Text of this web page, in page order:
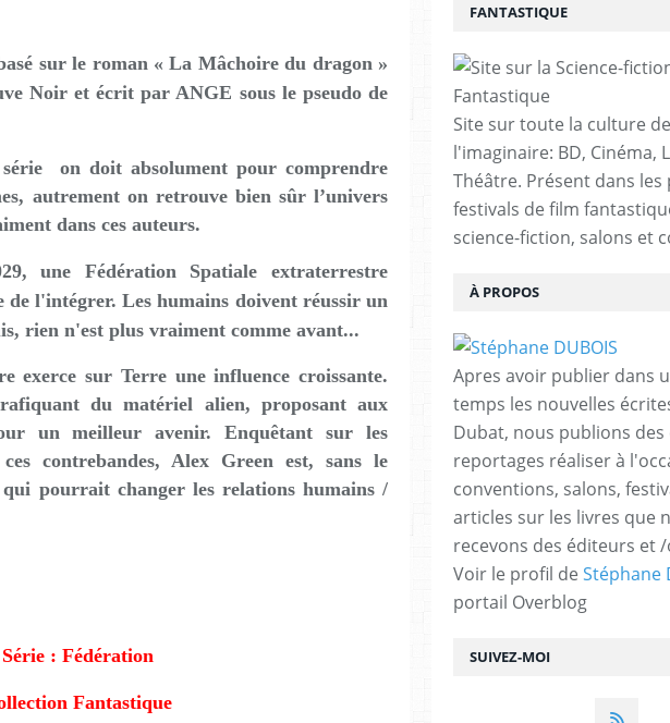
sur le roman « La Mâchoire du dragon »
Noir et écrit par ANGE sous le pseudo de
on doit absolument pour comprendre
autrement on retrouve bien sûr l’univers
dans ces auteurs.
une Fédération Spatiale extraterrestre
de l'intégrer. Les humains doivent réussir un
rien n'est plus vraiment comme avant...
exerce sur Terre une influence croissante.
du matériel alien, proposant aux
un meilleur avenir. Enquêtant sur les
contrebandes, Alex Green est, sans le
pourrait changer les relations humains /
Série : Fédération
Fantastique
SUIVEZ-MOI
FANTASTIQUE
Site sur toute la culture
l'imaginaire: BD, Cinéma,
Théâtre. Présent dans
festivals de film
science-fiction, salons et
À PROPOS
Apres avoir publier dans
temps les nouvelles
Dubat, nous publions
reportages réaliser à
conventions, salons,
articles sur les livres que
recevons des éditeurs et
Voir le profil de Stéphane
portail Overblog